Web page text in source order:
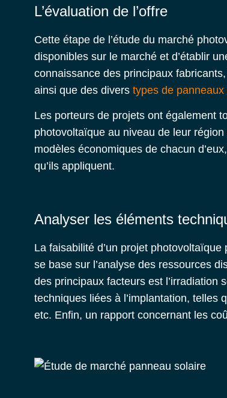
L’évaluation de l’offre
Cette étape de l’étude du marché
disponibles sur le marché et d’établir
connaissance des principaux
ainsi que des divers types de panneaux
Les porteurs de projets ont également
photovoltaïque au niveau de leur
modèles économiques de chacun
qu’ils appliquent.
Analyser les éléments
La faisabilité d’un projet
se base sur l’analyse des ressources
des principaux facteurs est l’irradiation
techniques liées à l’implantation, telles
etc. Enfin, un rapport concernant les